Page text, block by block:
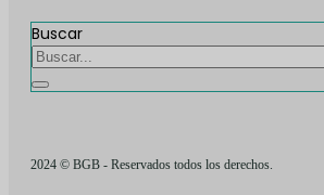
Buscar
2024 © BGB - Reservados todos los derechos.